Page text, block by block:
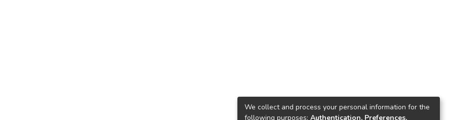
We collect and process your personal information for the
following purposes: Authentication, Preferences,